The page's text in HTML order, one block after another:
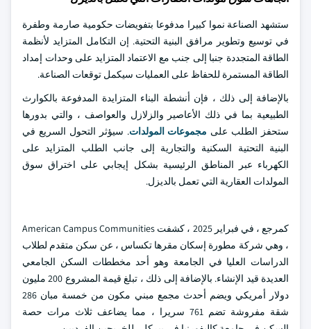
ستشهد الصناعة نموا كبيرا مدفوعا بتفويضات حكومية صارمة وطفرة
في توسيع وتطوير مرافق البنية التحتية. إن التكامل المتزايد لأنظمة
الطاقة المتجددة جنبا إلى جنب مع الاعتماد المتزايد على وحدات إمداد
الطاقة المستمرة للحفاظ على العمليات سيكمل توقعات الصناعة.
بالإضافة إلى ذلك ، فإن أنشطة البناء المتزايدة المدفوعة بالكوارث
الطبيعية بما في ذلك الأعاصير والزلازل والعواصف ، والتي بدورها
ستحفز الطلب على مجموعات المولدات. سيؤثر التحول السريع في
البنية التحتية السكنية والتجارية إلى جانب الطلب المتزايد على
الكهرباء عبر المناطق الرئيسية بشكل إيجابي على اختراق سوق
المولدات العقارية التي تعمل بالديزل.
كمرجع ، في فبراير 2025 ، كشفت American Campus Communities
، وهي شركة مطورة إسكان مقرها تكساس ، عن سكن متقدم لطلاب
الدراسات العليا في الجامعة وهو أحد مخططات السكن الجامعي
العديدة قيد الإنشاء. بالإضافة إلى ذلك ، تبلغ قيمة المشروع 200 مليون
دولار أمريكي ويضم أحدث مجمع مبني مكون من خمسة مبان 286
شقة مفروشة تضم 761 سريرا ، مما يضاعف ثلاث مرات حصة